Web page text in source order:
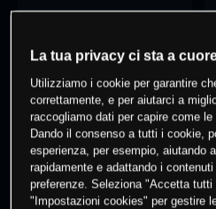
0 % dei clienti hanno
questo prodotto
Fai
La tua privacy ci sta a
Utilizziamo i cookie per garantire
correttamente, e per aiutarci a
raccogliamo dati per capire come
Dando il consenso a tutti i cookie,
esperienza, per esempio, aiutando
rapidamente e adattando i
preferenze. Seleziona "Accetta
"Impostazioni cookies" per gestire